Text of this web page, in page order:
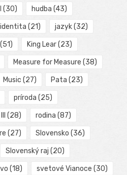
(30) hudba (43)
identita (21) jazyk(32)
(51) King Lear(23)
Measure for Measure (38)
Music (27) Pata (23)
príroda (25)
(28) rodina (87)
(27) Slovensko (36)
Slovenský raj (20)
(18) svetové Vianoce (30)